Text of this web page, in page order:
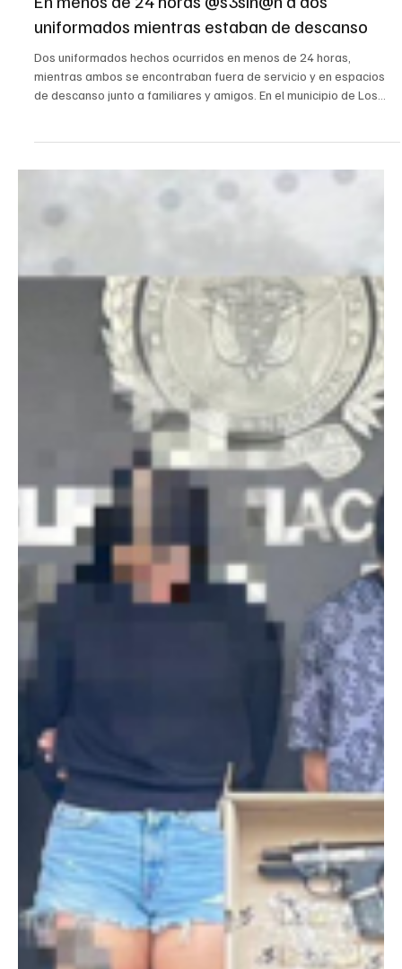
En menos de 24 horas @s3sin@n a dos
uniformados mientras estaban de descanso
Dos uniformados hechos ocurridos en menos de 24 horas,
mientras ambos se encontraban fuera de servicio y en espacios
de descanso junto a familiares y amigos. En el municipio de Los
Patios, donde fue asesinado el Subintendente Yair Fabián Prato
Castro, quien se encontraba de permiso y compartía con su familia
cuando fue atacado por sicarios mientras conducía su vehículo. En
el atentado resultó herido en una pierna su sobrino, un menor de
11 años. Prato era reconocido en el b